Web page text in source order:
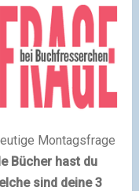
Montagsfrage
Bücher hast du
sind deine 3